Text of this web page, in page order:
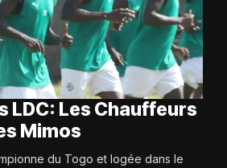
LDC: Les Chauffeurs
Mimos
du Togo et logée dans le